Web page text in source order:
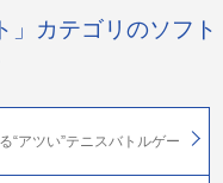
」カテゴリのソフト
“アツい”テニスバトルゲー